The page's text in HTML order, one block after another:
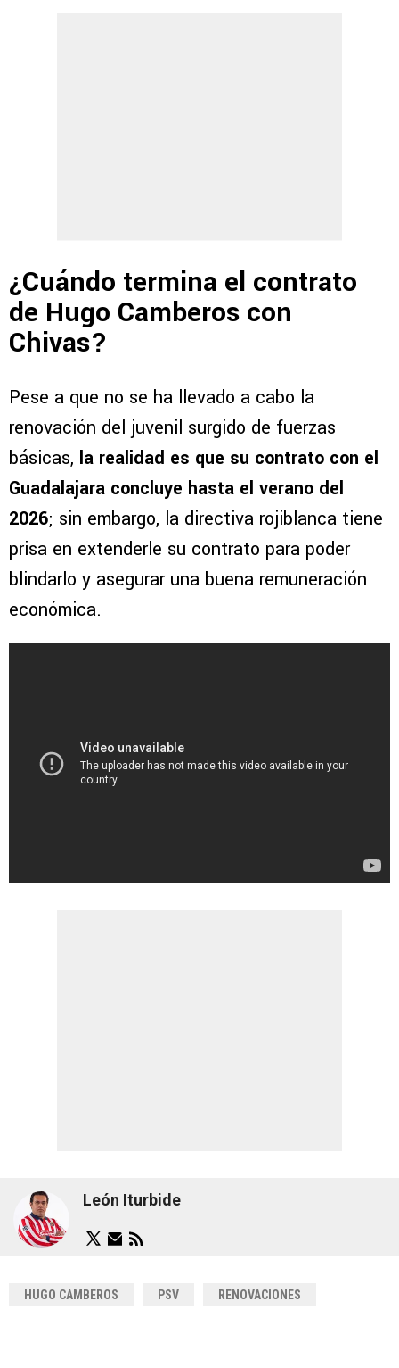
¿Cuándo termina el contrato
de Hugo Camberos con
Chivas?
Pese a que no se ha llevado a cabo la
renovación del juvenil surgido de fuerzas
básicas, la realidad es que su contrato con el
Guadalajara concluye hasta el verano del
2026; sin embargo, la directiva rojiblanca tiene
prisa en extenderle su contrato para poder
blindarlo y asegurar una buena remuneración
económica.
León Iturbide
HUGO CAMBEROS PSV RENOVACIONES